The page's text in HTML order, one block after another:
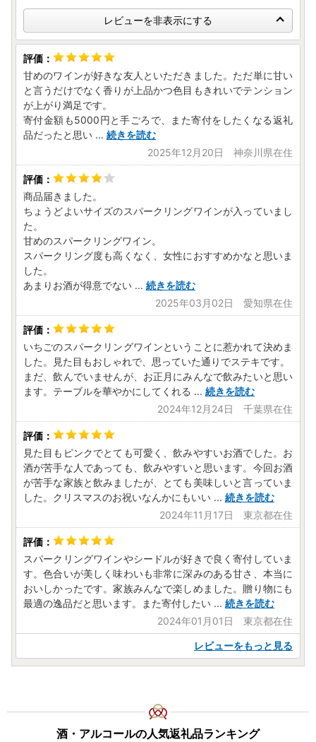
レビューを非表示にする
甘めのワインが好きな友人といただきました。ただ単に甘い
と言うだけでなく香りが上品かつ色目もきれいでテンション
が上がり満足です。
寄付金額も5000円と手ごろで、また寄付をしたくなる返礼
品だったと思い ... 続きを読む
2025年12月20日 神奈川県在住
商品届きました。
ちょうどよいサイズのスパークリングワインが入っていまし
た。
甘めのスパークリングワイン。
スパークリング度も高くなく、女性におすすめかなと思いま
した。
あまりお酒が得意でない ... 続きを読む
2025年03月02日 愛知県在住
いちごのスパークリングワインということに惹かれて決めま
した。見た目もおしゃれで、思っていた通りでステキです。
まだ、飲んでいませんが、お正月にみんなで飲みたいと思い
ます。テーブルを華やかにしてくれる ... 続きを読む
2024年12月24日 千葉県在住
見た目もピンクでとても可愛く、飲みやすいお酒でした。お
酒が苦手な人であっても、飲みやすいと思います。今回お酒
が苦手な家族と飲みましたが、とても美味しいと言っていま
した。クリスマスのお祝いなんかにもいい ... 続きを読む
2024年11月17日 東京都在住
スパークリングワインやシードルが好きで良く寄付していま
す。色合いが美しく味わいも非常に深みのある甘さ、本当に
おいしかったです。家族みんなで楽しめました。贈り物にも
最適の逸品だと思います。また寄付したい ... 続きを読む
2024年01月01日 東京都在住
レビューをもっと見る
酒・アルコールの人気返礼品ランキング